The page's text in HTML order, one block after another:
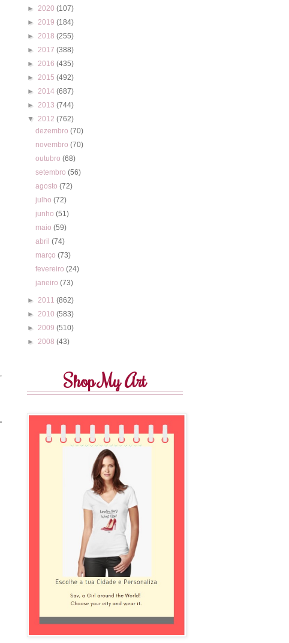
► 2020 (107)
► 2019 (184)
► 2018 (255)
► 2017 (388)
► 2016 (435)
► 2015 (492)
► 2014 (687)
► 2013 (744)
▼ 2012 (762)
dezembro(70)
novembro(70)
outubro(68)
setembro(56)
agosto(72)
julho(72)
junho(51)
maio(59)
abril(74)
março(73)
fevereiro(24)
janeiro(73)
► 2011 (862)
► 2010 (583)
► 2009 (510)
► 2008 (43)
Shop My Art